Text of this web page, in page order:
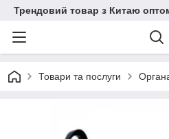
Трендовий товар з Китаю
Товари та послуги